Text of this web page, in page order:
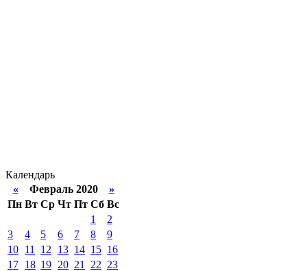
Календарь
«Февраль 2020 »
Пн Вт Ср Чт Пт Сб Вс
1
2
3
4 5 6 7 8
9
10 11 12 13 14 15 16
17 18 19 20 21 22 23